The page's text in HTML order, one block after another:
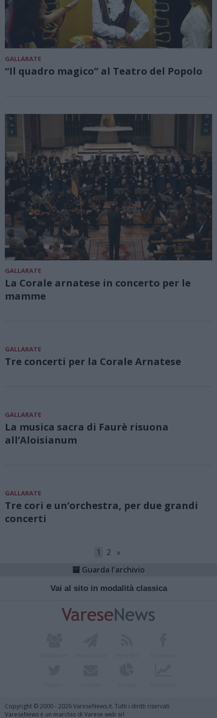
GALLARATE
“Il quadro magico” al Teatro del Popolo
GALLARATE
La Corale arnatese in concerto per le
mamme
GALLARATE
Tre concerti per la Corale Arnatese
GALLARATE
La musica sacra di Faurè risuona
all’Aloisianum
GALLARATE
Tre cori e un’orchestra, per due grandi
concerti
1 2
»
Guarda l'archivio
Vai al sito in modalità classica
Copyright © 2000 - 2026 VareseNews.it. Tutti i diritti riservati
VareseNews è un marchio di Varese web srl